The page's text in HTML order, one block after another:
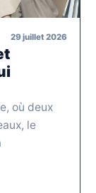
29 juillet 2026
où deux
le